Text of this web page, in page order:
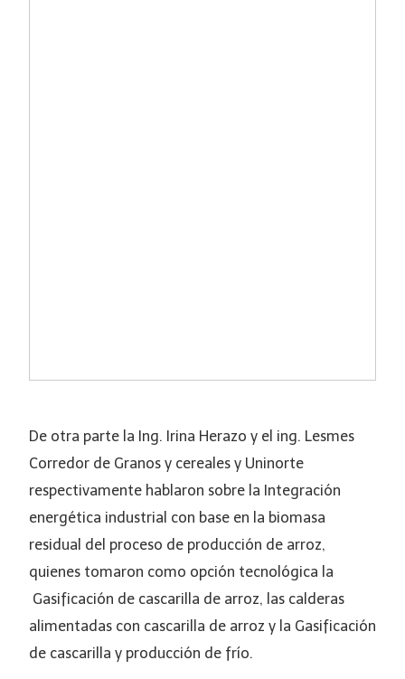
De otra parte la Ing. Irina Herazo y el ing. Lesmes
Corredor de Granos y cereales y Uninorte
respectivamente hablaron sobre la Integración
energética industrial con base en la biomasa
residual del proceso de producción de arroz,
quienes tomaron como opción tecnológica la
Gasificación de cascarilla de arroz, las calderas
alimentadas con cascarilla de arroz y la Gasificación
de cascarilla y producción de frío.